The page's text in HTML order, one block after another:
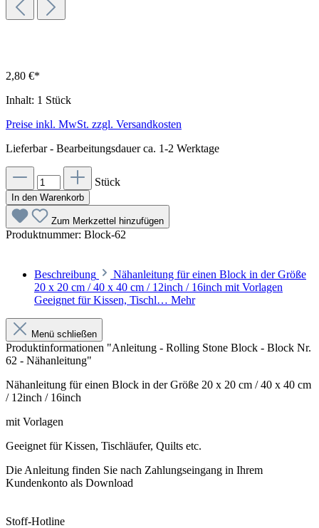
2,80 €*
Inhalt: 1 Stück
Preise inkl. MwSt. zzgl. Versandkosten
Lieferbar - Bearbeitungsdauer ca. 1-2 Werktage
Stück
In den Warenkorb
Zum Merkzettel hinzufügen
Produktnummer: Block-62
Beschreibung
Nähanleitung für einen Block in der Größe
20 x 20 cm / 40 x 40 cm / 12inch / 16inch mit Vorlagen
Geeignet für Kissen, Tischl… Mehr
Menü schließen
Produktinformationen "Anleitung - Rolling Stone Block - Block Nr.
62 - Nähanleitung"
Nähanleitung für einen Block in der Größe 20 x 20 cm / 40 x 40 cm
/ 12inch / 16inch
mit Vorlagen
Geeignet für Kissen, Tischläufer, Quilts etc.
Die Anleitung finden Sie nach Zahlungseingang in Ihrem
Kundenkonto als Download
Stoff-Hotline